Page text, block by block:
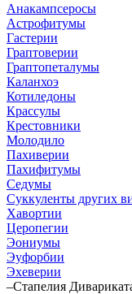
Анакампсеросы
Астрофитумы
Гастерии
Граптоверии
Граптопеталумы
Каланхоэ
Котиледоны
Крассулы
Крестовники
Молодило
Пахиверии
Пахифитумы
Седумы
Суккуленты других
Хавортии
Церопегии
Эониумы
Эуфорбии
Эхеверии
–Стапелия